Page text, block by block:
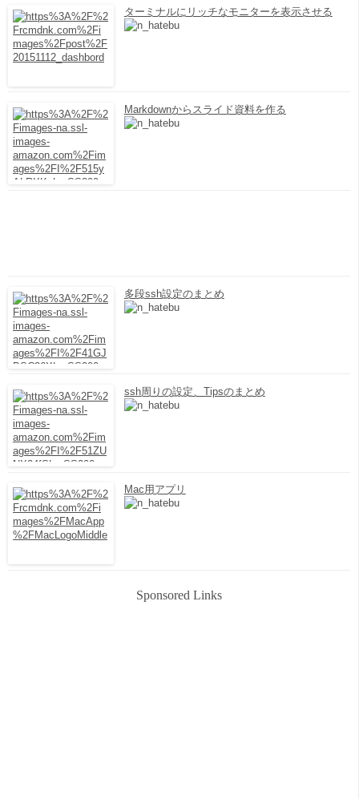
ターミナルにリッチなモニターを表示させる
Markdownからスライド資料を作る
多段ssh設定のまとめ
ssh周りの設定、Tipsのまとめ
Mac用アプリ
Sponsored Links